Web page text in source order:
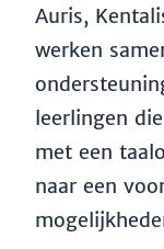
Auris,
werken
leerlingen
met een
naar een